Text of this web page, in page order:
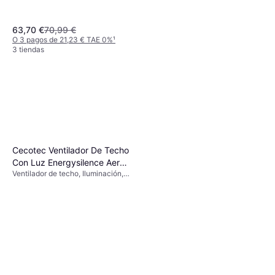
63,70 €70,99 €
O 3 pagos de 21,23 € TAE 0%¹
3 tiendas
Cecotec Ventilador De Techo
Con Luz Energysilence Aero
5300 White &wood Design
Ventilador de techo, Iluminación,